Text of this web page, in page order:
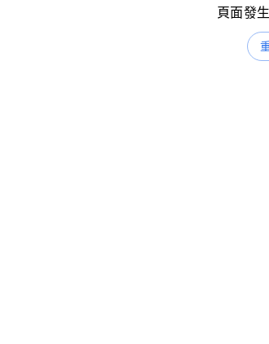
頁面發